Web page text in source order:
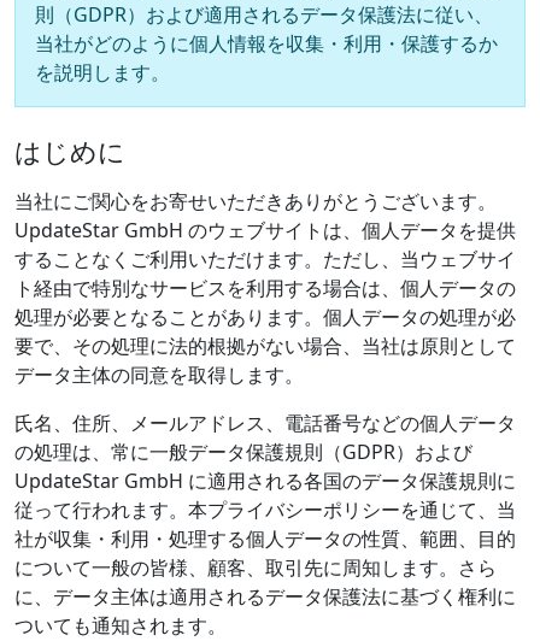
則（GDPR）および適用されるデータ保護法に従い、
当社がどのように個人情報を収集・利用・保護するか
を説明します。
はじめに
当社にご関心をお寄せいただきありがとうございます。
UpdateStar GmbH のウェブサイトは、個人データを提供
することなくご利用いただけます。ただし、当ウェブサイ
ト経由で特別なサービスを利用する場合は、個人データの
処理が必要となることがあります。個人データの処理が必
要で、その処理に法的根拠がない場合、当社は原則として
データ主体の同意を取得します。
氏名、住所、メールアドレス、電話番号などの個人データ
の処理は、常に一般データ保護規則（GDPR）および
UpdateStar GmbH に適用される各国のデータ保護規則に
従って行われます。本プライバシーポリシーを通じて、当
社が収集・利用・処理する個人データの性質、範囲、目的
について一般の皆様、顧客、取引先に周知します。さら
に、データ主体は適用されるデータ保護法に基づく権利に
ついても通知されます。